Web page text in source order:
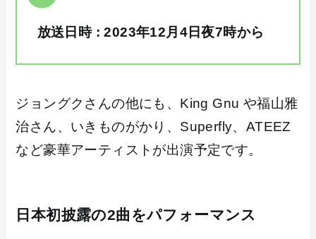
放送日時 : 2023年12月4日夜7時から
ジョングクさんの他にも、King Gnu や福山雅
治さん、いきものがかり、Superfly、ATEEZ
など豪華アーティストが出演予定です。
日本初披露の2曲をパフォーマンス